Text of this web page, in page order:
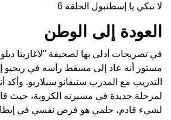
لا تبكي يا إسطنبول الحلقة 6
العودة إلى الوطن
في تصريحات أدلى بها لصحيفة "لاغازيتا
مستور أنه عاد إلى مسقط رأسه في ريجيو
التدريب مع المدرب ستيفانو سيلاريو. وأكد
لمرحلة جديدة في مسيرته الكروية، حيث
لشيء قادم، حلمي هو فرض نفسي في